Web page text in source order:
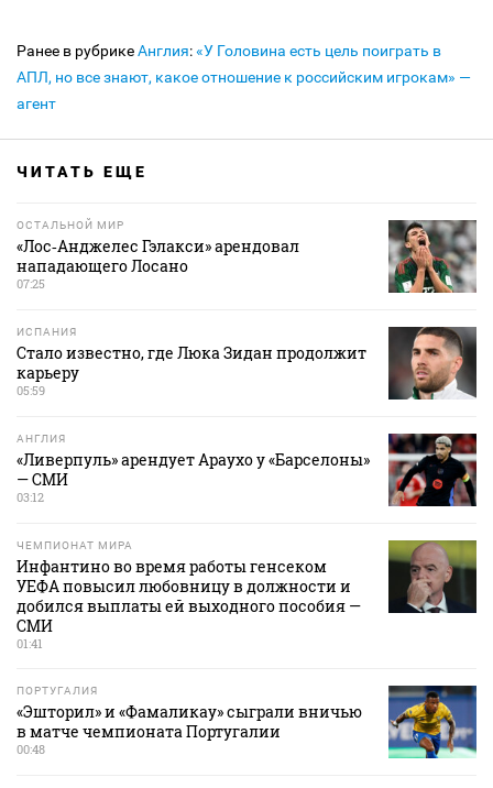
Ранее в рубрикеАнглия:«У Головина есть цель поиграть в
АПЛ, но все знают, какое отношение к российским игрокам» —
агент
ЧИТАТЬ ЕЩЕ
ОСТАЛЬНОЙ МИР
«Лос‑Анджелес Гэлакси» арендовал
нападающего Лосано
07:25
ИСПАНИЯ
Стало известно, где Люка Зидан продолжит
карьеру
05:59
АНГЛИЯ
«Ливерпуль» арендует Араухо у «Барселоны»
— СМИ
03:12
ЧЕМПИОНАТ МИРА
Инфантино во время работы генсеком
УЕФА повысил любовницу в должности и
добился выплаты ей выходного пособия —
СМИ
01:41
ПОРТУГАЛИЯ
«Эшторил» и «Фамаликау» сыграли вничью
в матче чемпионата Португалии
00:48